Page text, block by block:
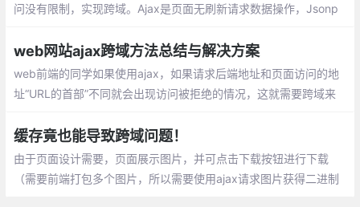
问没有限制，实现跨域。Ajax是页面无刷新请求数据操作，Jsonp
sonp
web网站ajax跨域方法总结与解决方案
web前端的同学如果使用ajax，如果请求后端地址和页面访问的地
址“URL的首部”不同就会出现访问被拒绝的情况，这就需要跨域来
较多的方法。
缓存竟也能导致跨域问题！
由于页面设计需要，页面展示图片，并可点击下载按钮进行下载
（需要前端打包多个图片，所以需要使用ajax请求图片获得二进制